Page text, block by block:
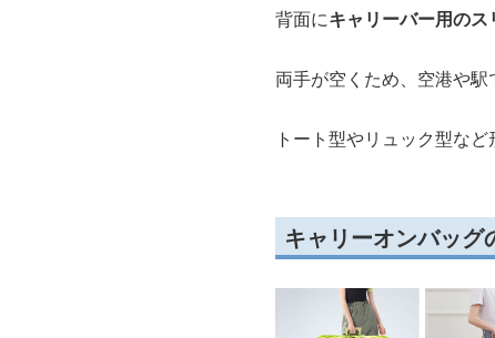
背面にキャリーバー用のス
両手が空くため、空港や駅
トート型やリュック型な
キャリーオンバッ